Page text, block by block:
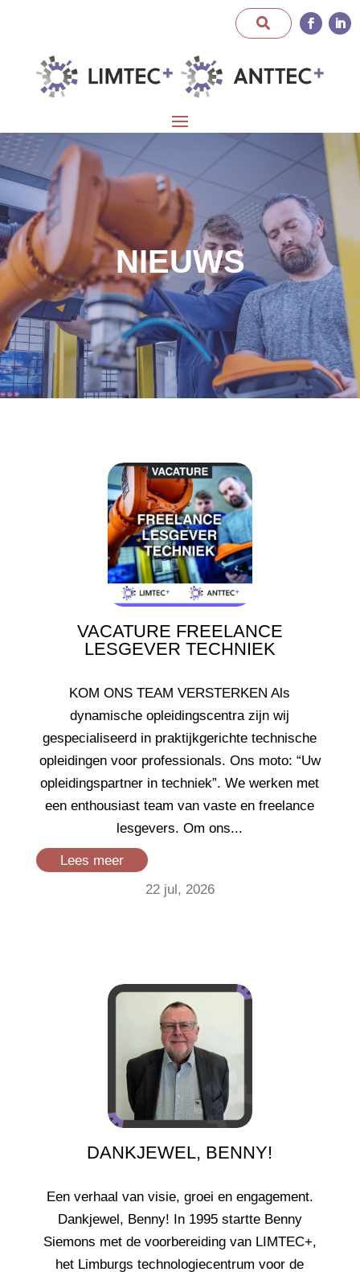
NIEUWS
VACATURE FREELANCE
LESGEVER TECHNIEK
22 jul, 2026
KOM ONS TEAM VERSTERKEN Als
dynamische opleidingscentra zijn wij
gespecialiseerd in praktijkgerichte technische
opleidingen voor professionals. Ons moto: “Uw
opleidingspartner in techniek”. We werken met
een enthousiast team van vaste en freelance
lesgevers. Om ons...
Lees meer
DANKJEWEL, BENNY!
Een verhaal van visie, groei en engagement.
Dankjewel, Benny! In 1995 startte Benny
Siemons met de voorbereiding van LIMTEC+,
het Limburgs technologiecentrum voor de